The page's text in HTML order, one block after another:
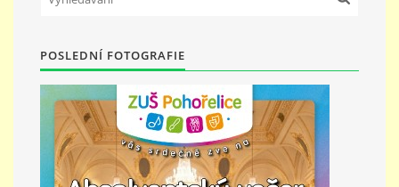
KONTAKTY
PŘÍMĚSTSKÝ TÁBOR
POSLEDNÍ FOTOGRAFIE